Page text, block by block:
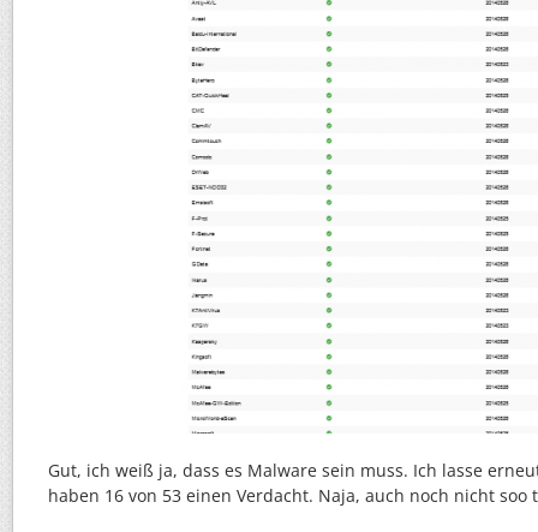
Gut, ich weiß ja, dass es Malware sein muss. Ich lasse
haben 16 von 53 einen Verdacht. Naja, auch noch nicht soo